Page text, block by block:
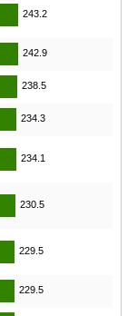
243.2
242.9
238.5
234.3
234.1
230.5
229.5
229.5